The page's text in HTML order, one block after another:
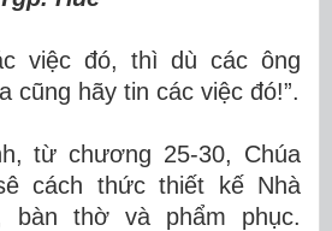
việc đó, thì dù các ông
cũng hãy tin các việc đó!”.
từ chương 25-30, Chúa
cách thức thiết kế Nhà
bàn thờ và phẩm phục.